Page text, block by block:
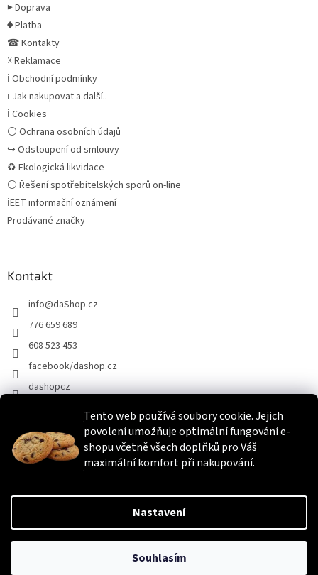
Tento web používá soubory cookie. Jejich
povolení umožňuje optimální fungování e-
shopu včetně všech doplňků pro Váš
maximální komfort při nakupování.
Nastavení
Souhlasím
▶ Doprava
♦ Platba
☎ Kontakty
☓ Reklamace
ℹ Obchodní podmínky
ℹ Jak nakupovat a další..
ℹ Cookies
⚪ Ochrana osobních údajů
↪ Odstoupení od smlouvy
♻ Ekologická likvidace
⚪ Řešení spotřebitelských sporů on-line
ℹEET informační oznámení
Prodávané značky
Kontakt
info@daShop.cz
776 659 689
608 523 453
facebook/dashop.cz
dashopcz
Heureka.cz Zboží.cz Srovnáme.cz
Copyright 2026daShop.cz. Všechna práva vyhrazena.Upravit
nastavení cookies